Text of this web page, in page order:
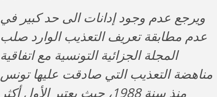
ويرجع عدم وجود إدانات الى حد كبير في
عدم مطابقة تعريف التعذيب الوارد صلب
المجلة الجزائية التونسية مع اتفاقية
مناهضة التعذيب التي صادقت عليها تونس
منذ سنة 1988، حيث يعتبر الأول أكثر